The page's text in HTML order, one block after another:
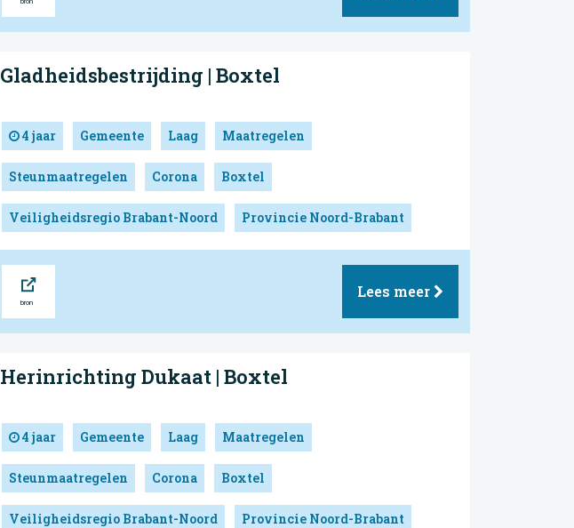
Gladheids­bestrijding | Boxtel
4 jaar Gemeente Laag Maatregelen
Steunmaatregelen Corona Boxtel
Veiligheidsregio Brabant-Noord Provincie Noord-Brabant
Lees meer
Herinrichting Dukaat | Boxtel
4 jaar Gemeente Laag Maatregelen
Steunmaatregelen Corona Boxtel
Veiligheidsregio Brabant-Noord Provincie Noord-Brabant